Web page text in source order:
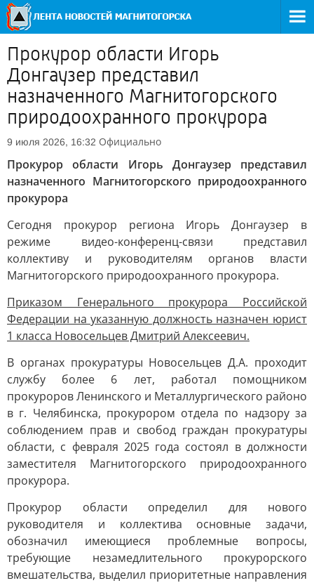
Прокурор области Игорь
Донгаузер представил
назначенного Магнитогорского
природоохранного прокурора
9 июля 2026, 16:32 Официально
Прокурор области Игорь Донгаузер представил
назначенного Магнитогорского природоохранного
прокурора
Сегодня прокурор региона Игорь Донгаузер в
режиме видео-конференц-связи представил
коллективу и руководителям органов власти
Магнитогорского природоохранного прокурора.
Приказом Генерального прокурора Российской
Федерации на указанную должность назначен юрист
1 класса Новосельцев Дмитрий Алексеевич.
В органах прокуратуры Новосельцев Д.А. проходит
службу более 6 лет, работал помощником
прокуроров Ленинского и Металлургического районо
в г. Челябинска, прокурором отдела по надзору за
соблюдением прав и свобод граждан прокуратуры
области, с февраля 2025 года состоял в должности
заместителя Магнитогорского природоохранного
прокурора.
Прокурор области определил для нового
руководителя и коллектива основные задачи,
обозначил имеющиеся проблемные вопросы,
требующие незамедлительного прокурорского
вмешательства, выделил приоритетные направления